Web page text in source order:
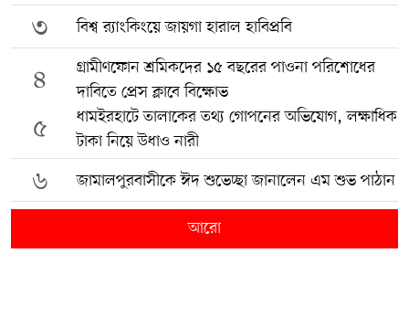
৩ বিশ্ব র‍্যাংকিংয়ে জায়গা হারাল হাবিপ্রবি
৪
গ্রামীণফোন শ্রমিকদের ১৫ বছরের পাওনা পরিশোধের
দাবিতে প্রেস ক্লাবে বিক্ষোভ
৫
ধামইরহাটে তালাকের তথ্য গোপনের অভিযোগ, লক্ষাধিক
টাকা নিয়ে উধাও নারী
৬ জামালপুরবাসীকে ঈদ শুভেচ্ছা জানালেন এম শুভ পাঠান
আরো